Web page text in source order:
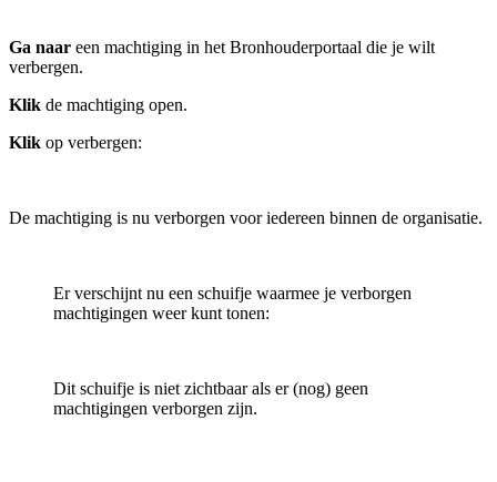
Ga naar een machtiging in het Bronhouderportaal die je wilt
verbergen.
Klik de machtiging open.
Klik op verbergen:
De machtiging is nu verborgen voor iedereen binnen de organisatie.
Er verschijnt nu een schuifje waarmee je verborgen
machtigingen weer kunt tonen:
Dit schuifje is niet zichtbaar als er (nog) geen
machtigingen verborgen zijn.